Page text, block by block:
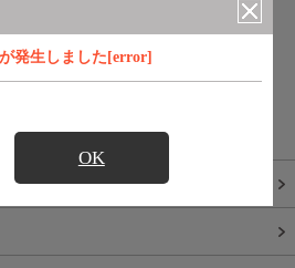
発生しました[error]
OK
クです。